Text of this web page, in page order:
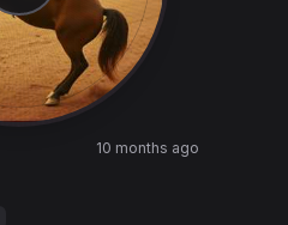
10 months ago